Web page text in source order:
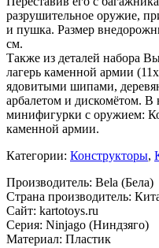
разрушительное оружие,
и пушка. Размер
см.
Также из деталей набора
лагерь каменной армии
ядовитыми шипами,
арбалетом и дискомётом. В
минифигурки с оружием:
каменной армии.
Категории: Конструкторы,
Производитель: Bela (Бела)
Страна производитель:
Сайт: kartotoys.ru
Серия: Ninjago (Ниндзяго)
Материал: Пластик